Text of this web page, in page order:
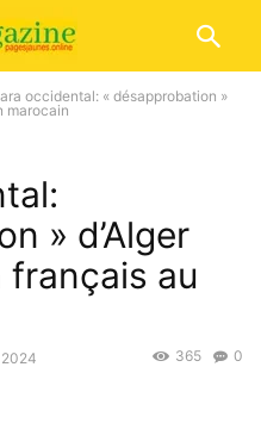
occidental: « désapprobation »
marocain
» d’Alger
au
0
365